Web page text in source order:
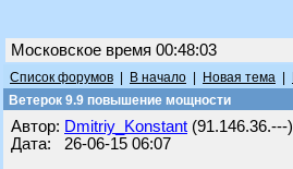
Московское время 00:48:03
Список форумов В начало Новая тема
Ветерок 9.9 повышение мощности
Автор: Dmitriy_Konstant (91.146.36.---)
Дата: 26-06-15 06:07